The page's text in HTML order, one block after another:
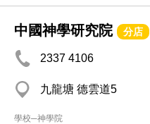
中國神學研究院 分店
2337 4106
九龍塘 德雲道5
學校─神學院